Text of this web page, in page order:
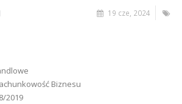
19 cze, 2024
Biznesu
2019